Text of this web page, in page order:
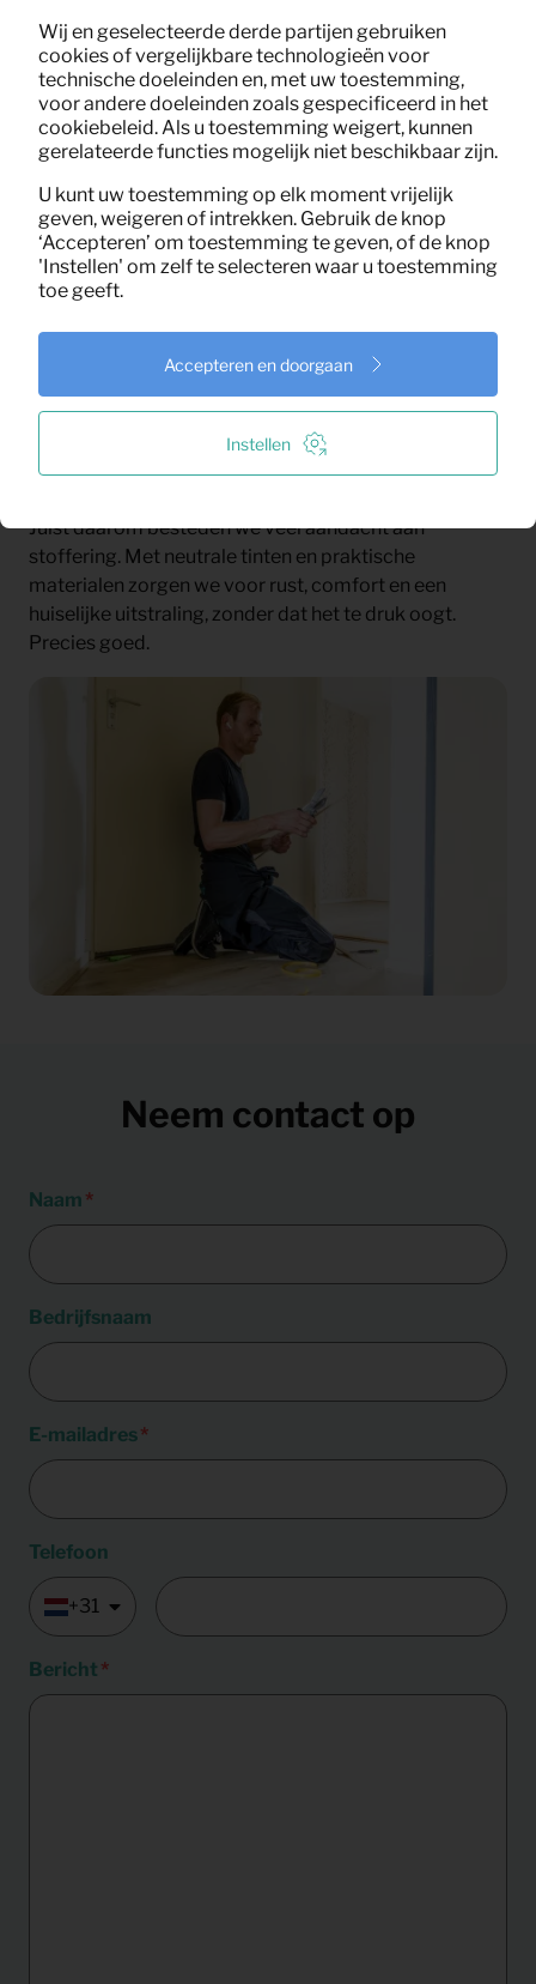
Telefoonnummer
+31
Versturen
Woningstoffering maakt
De eerste indruk van een woning zit in de details.
Meubels bepalen de vorm, maar raambekleding en
vloerafwerking zorgen voor sfeer. Zonder gordijnen of
met een kille vloer voelt een woning al snel leeg en
onpersoonlijk.
Juist daarom besteden we veel aandacht aan
stoffering. Met neutrale tinten en praktische
materialen zorgen we voor rust, comfort en een
huiselijke uitstraling, zonder dat het te druk oogt.
Precies goed.
Neem contact op
Naam
Bedrijfsnaam
E-mailadres
Telefoon
+31
Bericht
Wij en geselecteerde derde partijen gebruiken
cookies of vergelijkbare technologieën voor
technische doeleinden en, met uw toestemming,
voor andere doeleinden zoals gespecificeerd in het
cookiebeleid. Als u toestemming weigert, kunnen
gerelateerde functies mogelijk niet beschikbaar zijn.
U kunt uw toestemming op elk moment vrijelijk
geven, weigeren of intrekken. Gebruik de knop
‘Accepteren’ om toestemming te geven, of de knop
'Instellen' om zelf te selecteren waar u toestemming
toe geeft.
Instellen
Accepteren en doorgaan